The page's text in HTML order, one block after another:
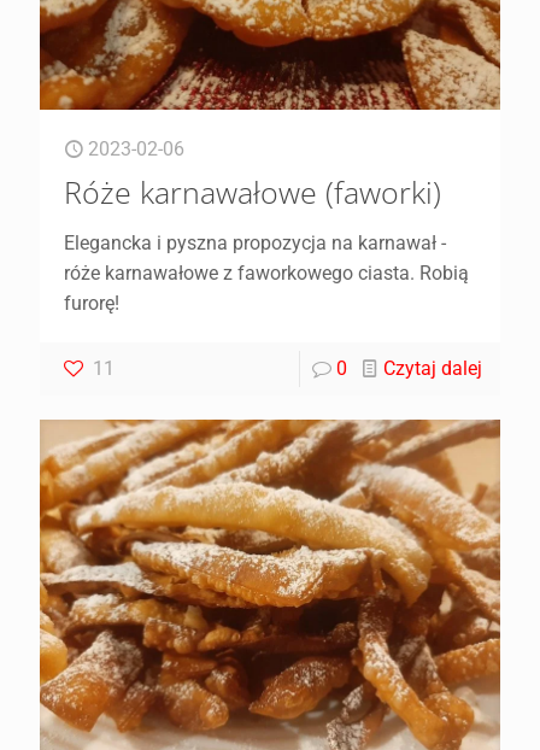
2023-02-06
Róże karnawałowe (faworki)
Elegancka i pyszna propozycja na karnawał -
róże karnawałowe z faworkowego ciasta. Robią
furorę!
11 0 Czytaj dalej